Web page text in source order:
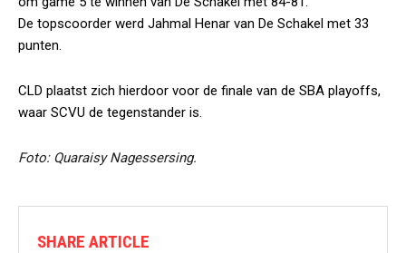
De topscoorder werd Jahmal Henar van De Schakel met 33
punten.
CLD plaatst zich hierdoor voor de finale van de SBA playoffs,
waar SCVU de tegenstander is.
Foto: Quaraisy Nagessersing.
SHARE ARTICLE